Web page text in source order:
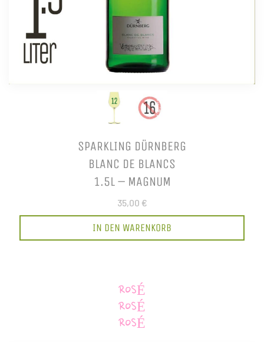
SPARKLING DÜRNBERG
BLANC DE BLANCS
1.5L – MAGNUM
35,00 €
IN DEN WARENKORB
ROSÉ
ROSÉ
ROSÉ